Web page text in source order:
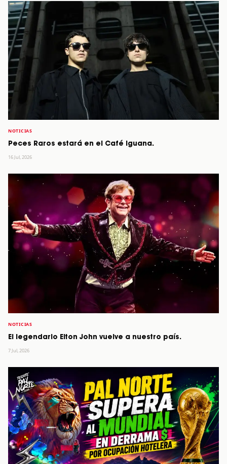
NOTICIAS
Peces Raros estará en el Café Iguana.
16 Jul, 2026
NOTICIAS
El legendario Elton John vuelve a nuestro país.
7 Jul, 2026